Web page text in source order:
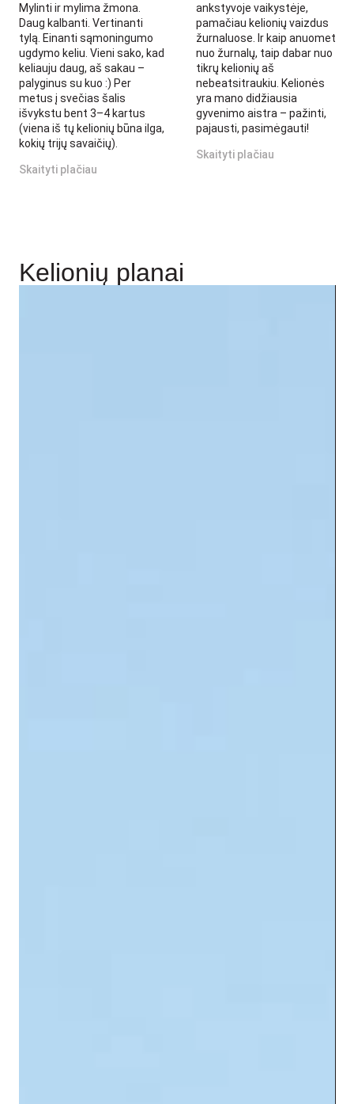
Mylinti ir mylima žmona.
Daug kalbanti. Vertinanti
tylą. Einanti sąmoningumo
ugdymo keliu. Vieni sako, kad
keliauju daug, aš sakau –
palyginus su kuo :) Per
metus į svečias šalis
išvykstu bent 3–4 kartus
(viena iš tų kelionių būna ilga,
kokių trijų savaičių).
Skaityti plačiau
ankstyvoje vaikystėje,
pamačiau kelionių vaizdus
žurnaluose. Ir kaip anuomet
nuo žurnalų, taip dabar nuo
tikrų kelionių aš
nebeatsitraukiu. Kelionės
yra mano didžiausia
gyvenimo aistra – pažinti,
pajausti, pasimėgauti!
Skaityti plačiau
Kelionių planai